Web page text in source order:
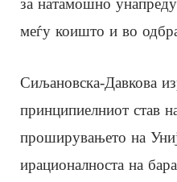
за натамошно
меѓу коишто и во
Сиљановска-Давкова
принципиелниот став
проширувањето на
ирационалноста на